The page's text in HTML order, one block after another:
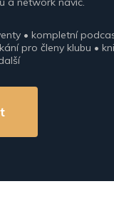
• kompletní
pro členy klubu •